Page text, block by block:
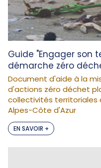
Guide "Engager son
démarche zéro
Document d'aide à la
d'actions zéro déchet
collectivités territoriales
Alpes-Côte d'Azur
EN SAVOIR +